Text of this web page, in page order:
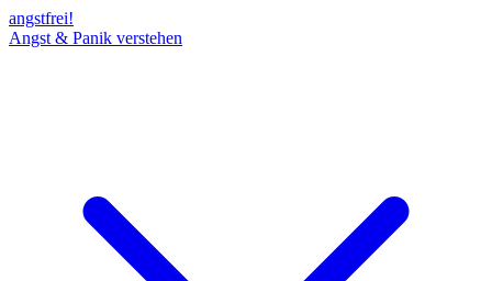
angstfrei!
Angst & Panik verstehen